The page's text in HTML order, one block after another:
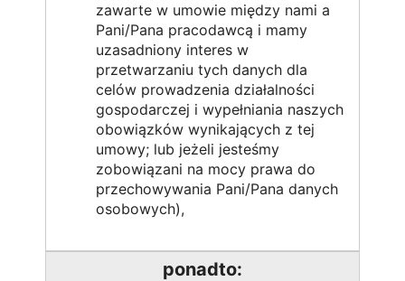
zawarte w umowie między nami a
Pani/Pana pracodawcą i mamy
uzasadniony interes w
przetwarzaniu tych danych dla
celów prowadzenia działalności
gospodarczej i wypełniania naszych
obowiązków wynikających z tej
umowy; lub jeżeli jesteśmy
zobowiązani na mocy prawa do
przechowywania Pani/Pana danych
osobowych),
ponadto: